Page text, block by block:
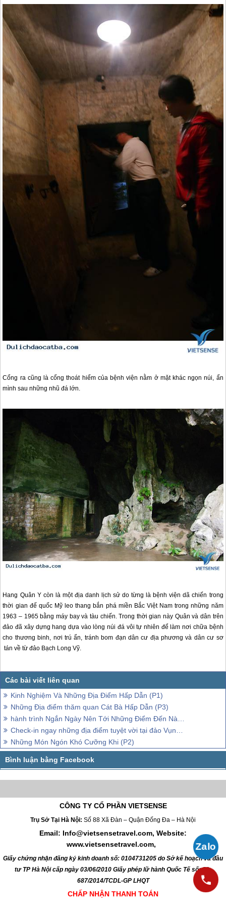
Cổng ra cũng là cổng thoát hiểm của bệnh viện nằm ở mặt khác ngọn núi, ẩn
mình sau những nhũ đá lớn.
Hang Quân Y còn là một địa danh lịch sử do từng là bệnh viện dã chiến trong
thời gian đế quốc Mỹ leo thang bắn phá miền Bắc Việt Nam trong những năm
1963 – 1965 bằng máy bay và tàu chiến. Trong thời gian này Quân và dân trên
đảo đã xây dựng hang dựa vào lòng núi đá vôi tự nhiên để làm nơi chữa bệnh
cho thương binh, nơi trú ẩn, tránh bom đạn dân cư địa phương và dân cư sơ
tán về từ đảo Bạch Long Vỹ.
Kinh Nghiệm Và Những Địa Điểm Hấp Dẫn (P1)
Những Địa điểm thăm quan Cát Bà Hấp Dẫn (P3)
hành trình Ngắn Ngày Nên Tới Những Điểm Đến Nào ?
Check-in ngay những địa điểm tuyệt vời tại đảo Vụng Hà
Những Món Ngón Khó Cưỡng Khi (P2)
CÔNG TY CỔ PHẦN VIETSENSE
Trụ Sở Tại Hà Nội: Số 88 Xã Đàn – Quận Đống Đa – Hà Nội
Email: Info@vietsensetravel.com, Website:
www.vietsensetravel.com,
Giấy chứng nhận đăng ký kinh doanh số: 0104731205 do Sở kế hoạch và đầu
tư TP Hà Nội cấp ngày 03/06/2010 Giấy phép lữ hành Quốc Tế số: 01-
687/2014/TCDL-GP LHQT
CHẤP NHẬN THANH TOÁN